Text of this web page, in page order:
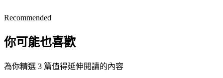
Recommended
你可能也喜歡
為你精選 3 篇值得延伸閱讀的內容